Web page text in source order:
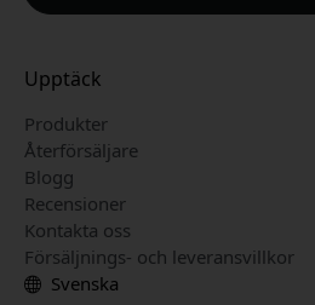
Upptäck
Produkter
Återförsäljare
Blogg
Recensioner
Kontakta oss
Försäljnings- och leveransvillkor
Svenska